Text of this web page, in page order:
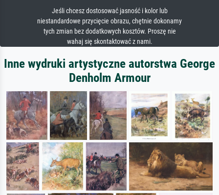
Jeśli chcesz dostosować jasność i kolor lub
niestandardowe przycięcie obrazu, chętnie dokonamy
tych zmian bez dodatkowych kosztów. Proszę nie
wahaj się skontaktować z nami.
Inne wydruki artystyczne autorstwa George
Denholm Armour